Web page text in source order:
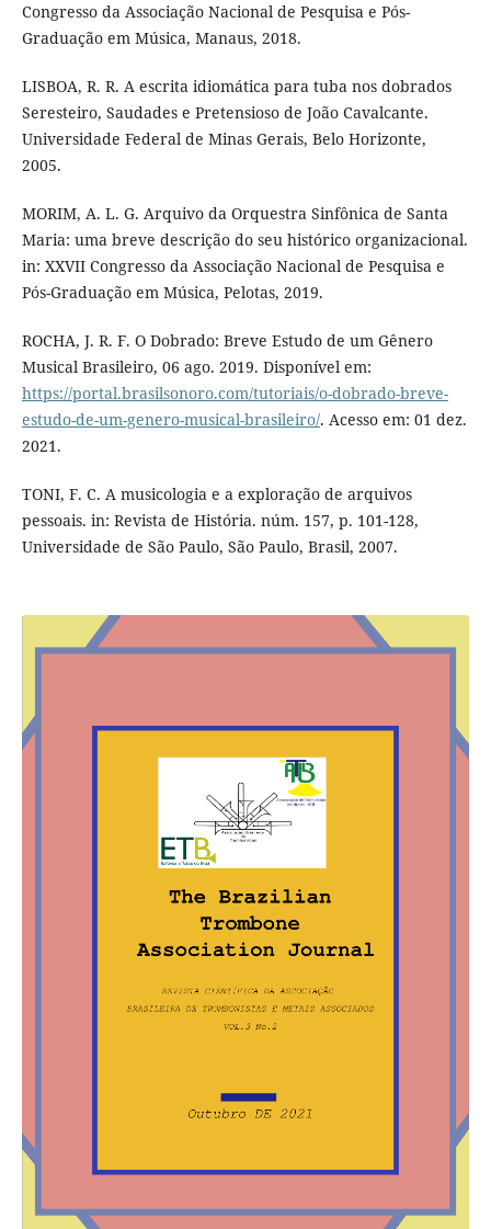
Congresso da Associação Nacional de Pesquisa e Pós-
Graduação em Música, Manaus, 2018.
LISBOA, R. R. A escrita idiomática para tuba nos dobrados
Seresteiro, Saudades e Pretensioso de João Cavalcante.
Universidade Federal de Minas Gerais, Belo Horizonte,
2005.
MORIM, A. L. G. Arquivo da Orquestra Sinfônica de Santa
Maria: uma breve descrição do seu histórico organizacional.
in: XXVII Congresso da Associação Nacional de Pesquisa e
Pós-Graduação em Música, Pelotas, 2019.
ROCHA, J. R. F. O Dobrado: Breve Estudo de um Gênero
Musical Brasileiro, 06 ago. 2019. Disponível em:
https://portal.brasilsonoro.com/tutoriais/o-dobrado-breve-
estudo-de-um-genero-musical-brasileiro/. Acesso em: 01 dez.
2021.
TONI, F. C. A musicologia e a exploração de arquivos
pessoais. in: Revista de História. núm. 157, p. 101-128,
Universidade de São Paulo, São Paulo, Brasil, 2007.